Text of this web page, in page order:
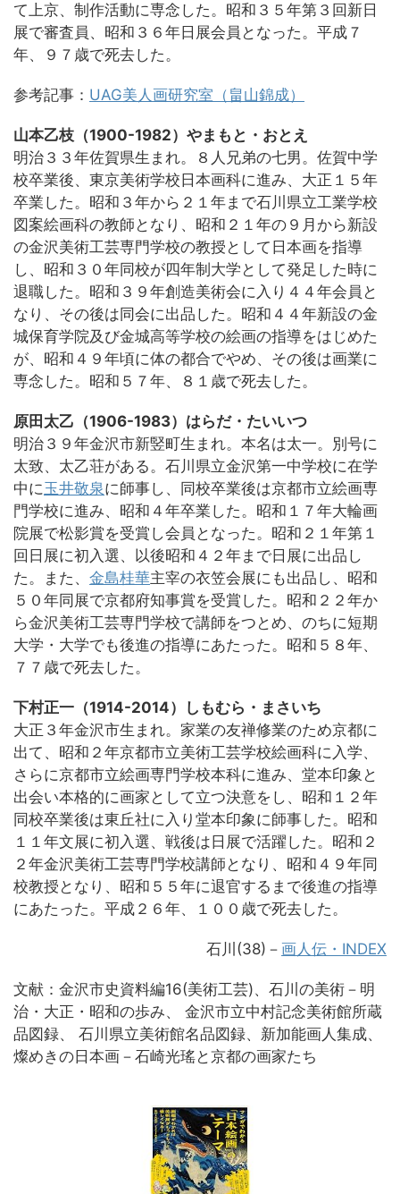
て上京、制作活動に専念した。昭和３５年第３回新日
展で審査員、昭和３６年日展会員となった。平成７
年、９７歳で死去した。
参考記事： UAG美人画研究室（畠山錦成）
山本乙枝（1900-1982）やまもと・おとえ
明治３３年佐賀県生まれ。８人兄弟の七男。佐賀中学
校卒業後、東京美術学校日本画科に進み、大正１５年
卒業した。昭和３年から２１年まで石川県立工業学校
図案絵画科の教師となり、昭和２１年の９月から新設
の金沢美術工芸専門学校の教授として日本画を指導
し、昭和３０年同校が四年制大学として発足した時に
退職した。昭和３９年創造美術会に入り４４年会員と
なり、その後は同会に出品した。昭和４４年新設の金
城保育学院及び金城高等学校の絵画の指導をはじめた
が、昭和４９年頃に体の都合でやめ、その後は画業に
専念した。昭和５７年、８１歳で死去した。
原田太乙（1906-1983）はらだ・たいいつ
明治３９年金沢市新竪町生まれ。本名は太一。別号に
太致、太乙荘がある。石川県立金沢第一中学校に在学
中に玉井敬泉に師事し、同校卒業後は京都市立絵画専
門学校に進み、昭和４年卒業した。昭和１７年大輪画
院展で松影賞を受賞し会員となった。昭和２１年第１
回日展に初入選、以後昭和４２年まで日展に出品し
た。また、 金島桂華主宰の衣笠会展にも出品し、昭和
５０年同展で京都府知事賞を受賞した。昭和２２年か
ら金沢美術工芸専門学校で講師をつとめ、のちに短期
大学・大学でも後進の指導にあたった。昭和５８年、
７７歳で死去した。
下村正一（1914-2014）しもむら・まさいち
大正３年金沢市生まれ。家業の友禅修業のため京都に
出て、昭和２年京都市立美術工芸学校絵画科に入学、
さらに京都市立絵画専門学校本科に進み、堂本印象と
出会い本格的に画家として立つ決意をし、昭和１２年
同校卒業後は東丘社に入り堂本印象に師事した。昭和
１１年文展に初入選、戦後は日展で活躍した。昭和２
２年金沢美術工芸専門学校講師となり、昭和４９年同
校教授となり、昭和５５年に退官するまで後進の指導
にあたった。平成２６年、１００歳で死去した。
石川(38)－ 画人伝・INDEX
文献：金沢市史資料編16(美術工芸)、石川の美術－明
治・大正・昭和の歩み、 金沢市立中村記念美術館所蔵
品図録、 石川県立美術館名品図録、新加能画人集成、
燦めきの日本画－石崎光瑤と京都の画家たち